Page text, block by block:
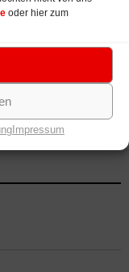
oder hier zum
Impressum